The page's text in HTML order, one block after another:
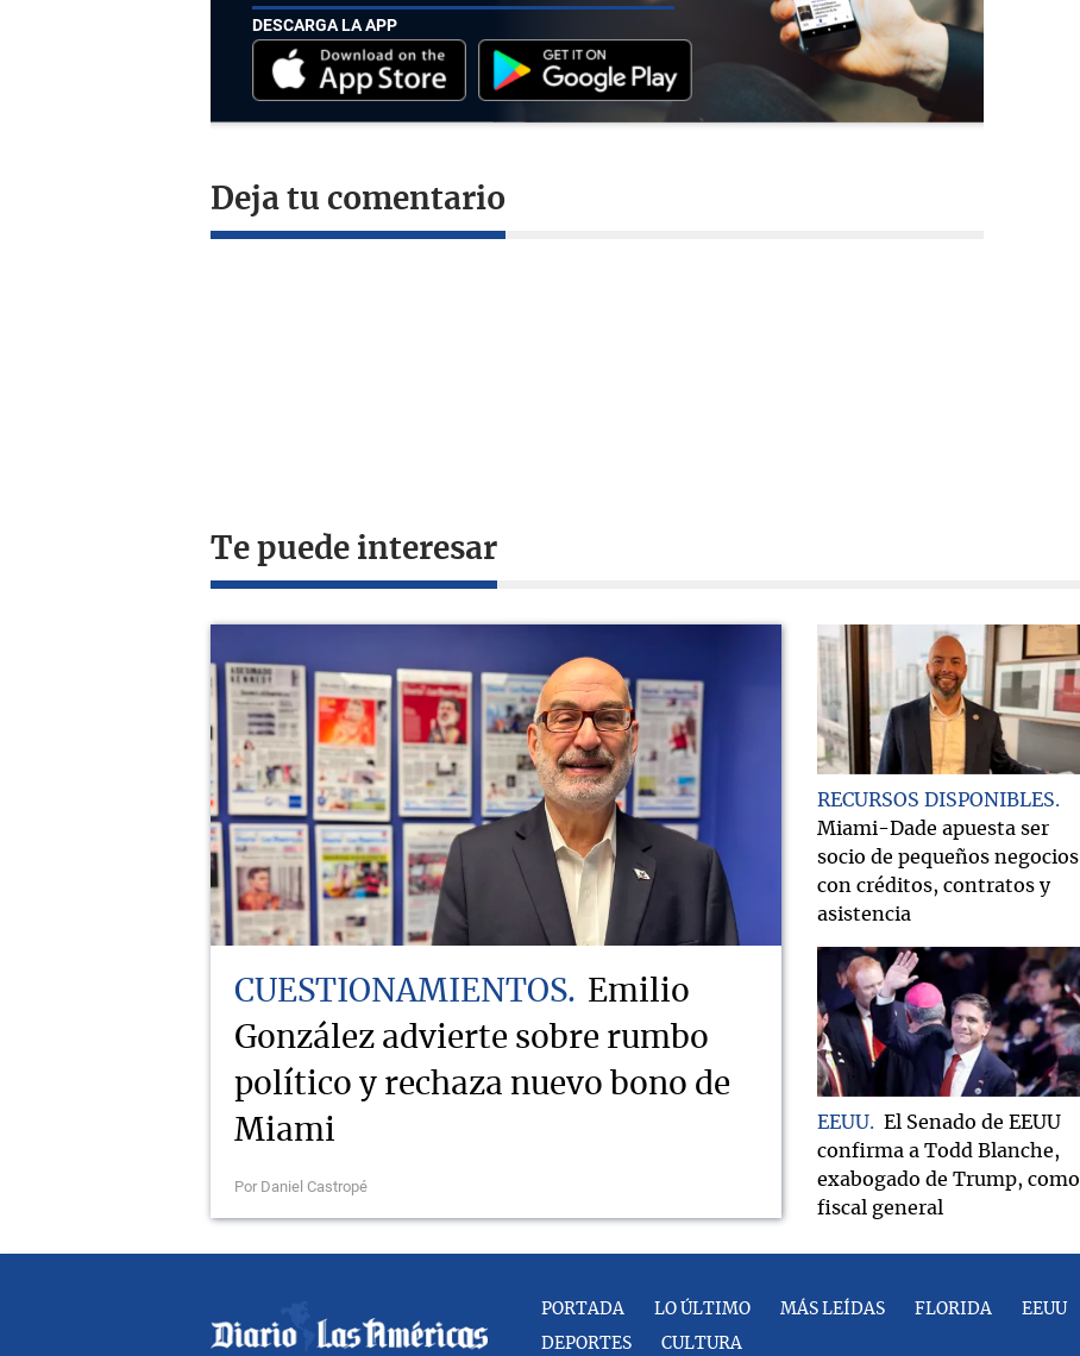
DESCARGA LA APP
Deja tu comentario
Te puede interesar
CUESTIONAMIENTOS
Emilio
González advierte sobre rumbo
político y rechaza nuevo bono de
Miami
Por Daniel Castropé
RECURSOS DISPONIBLES
Miami-Dade apuesta ser
socio de pequeños negocios
con créditos, contratos y
asistencia
EEUU
El Senado de EEUU
confirma a Todd Blanche,
exabogado de Trump, como
fiscal general
PORTADA LO ÚLTIMO MÁS LEÍDAS FLORIDA EEUU
DEPORTES CULTURA